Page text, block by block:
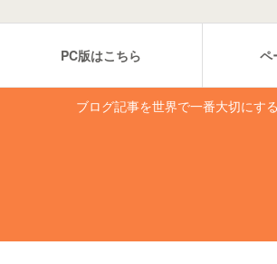
PC版はこちら ペ
ブログ記事を世界で一番大切にす